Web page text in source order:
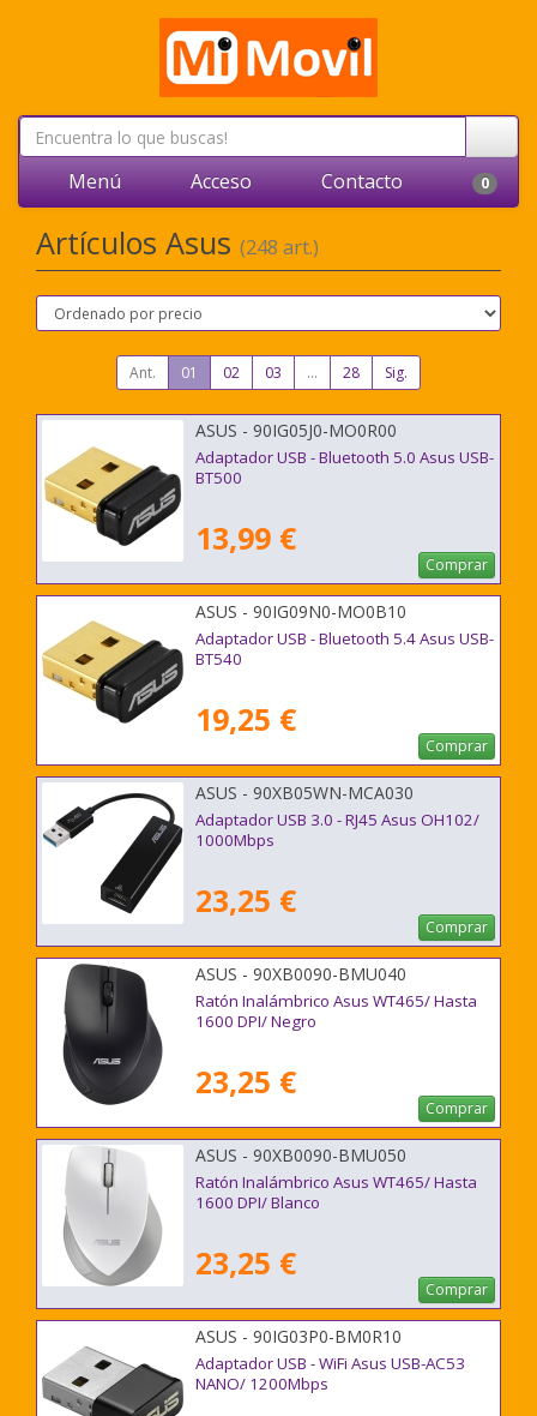
Menú Acceso Contacto 0
Artículos Asus (248 art.)
Ant. 01 02 03 ... 28 Sig.
ASUS - 90IG05J0-MO0R00
Adaptador USB - Bluetooth 5.0 Asus USB-
BT500
13,99 €
Comprar
ASUS - 90IG09N0-MO0B10
Adaptador USB - Bluetooth 5.4 Asus USB-
BT540
19,25 €
Comprar
ASUS - 90XB05WN-MCA030
Adaptador USB 3.0 - RJ45 Asus OH102/
1000Mbps
23,25 €
Comprar
ASUS - 90XB0090-BMU040
Ratón Inalámbrico Asus WT465/ Hasta
1600 DPI/ Negro
23,25 €
Comprar
ASUS - 90XB0090-BMU050
Ratón Inalámbrico Asus WT465/ Hasta
1600 DPI/ Blanco
23,25 €
Comprar
ASUS - 90IG03P0-BM0R10
Adaptador USB - WiFi Asus USB-AC53
NANO/ 1200Mbps